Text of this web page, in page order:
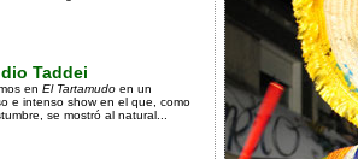
Taddei
en El Tartamudo en un
e intenso show en el que, como
se mostró al natural...